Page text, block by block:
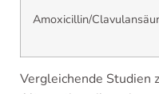
Amoxicillin/
Vergleichende Studien